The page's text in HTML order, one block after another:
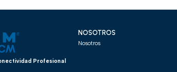
Profesional
NOSOTROS
Nosotros